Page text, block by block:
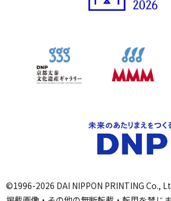
©1996-2026 DAI NIPPON PRINTING Co.,